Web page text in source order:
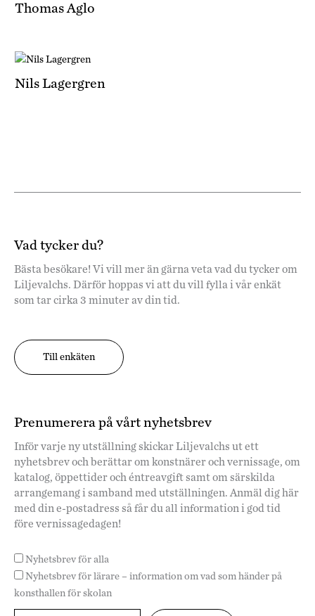
Thomas Aglo
Nils Lagergren
Vad tycker du?
Bästa besökare! Vi vill mer än gärna veta vad du tycker om
Liljevalchs. Därför hoppas vi att du vill fylla i vår enkät
som tar cirka 3 minuter av din tid.
Till enkäten
Prenumerera på vårt nyhetsbrev
Inför varje ny utställning skickar Liljevalchs ut ett
nyhetsbrev och berättar om konstnärer och vernissage, om
katalog, öppettider och éntreavgift samt om särskilda
arrangemang i samband med utställningen. Anmäl dig här
med din e-postadress så får du all information i god tid
före vernissagedagen!
Nyhetsbrev för alla
Nyhetsbrev för lärare – information om vad som händer på
konsthallen för skolan